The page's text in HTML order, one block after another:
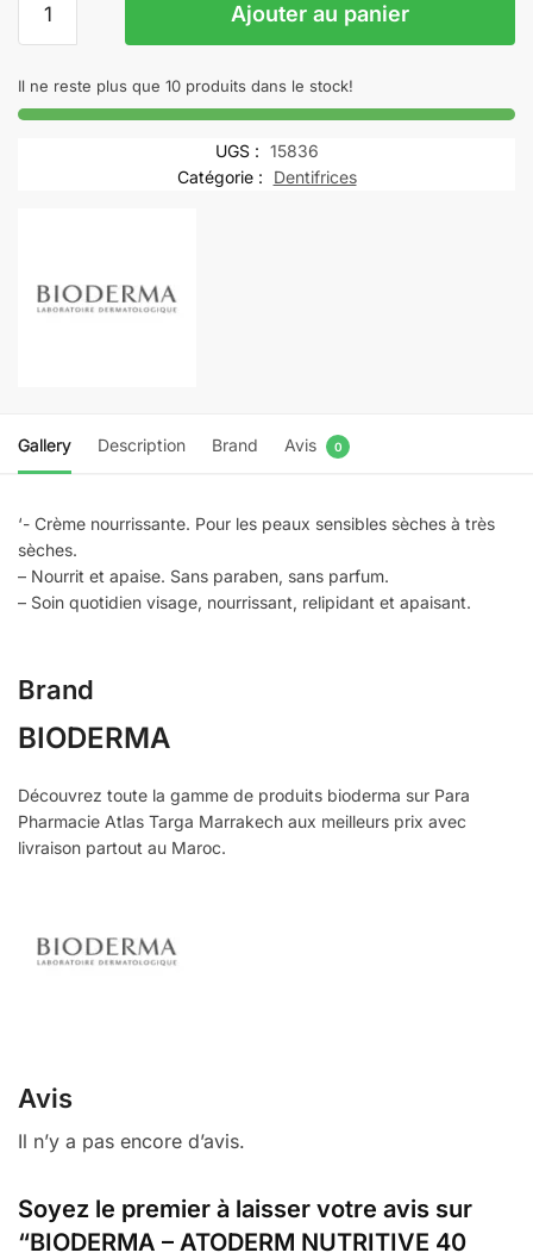
–
ATODERM
Ajouter au panier
Il ne reste plus que 10 produits dans le stock!
UGS : 15836
Catégorie :
Dentifrices
Gallery Description Brand Avis 0
‘- Crème nourrissante. Pour les peaux sensibles sèches à très
sèches.
– Nourrit et apaise. Sans paraben, sans parfum.
– Soin quotidien visage, nourrissant, relipidant et apaisant.
Brand
BIODERMA
Découvrez toute la gamme de produits bioderma sur Para
Pharmacie Atlas Targa Marrakech aux meilleurs prix avec
livraison partout au Maroc.
Avis
Il n’y a pas encore d’avis.
Soyez le premier à laisser votre avis sur
“BIODERMA – ATODERM NUTRITIVE 40